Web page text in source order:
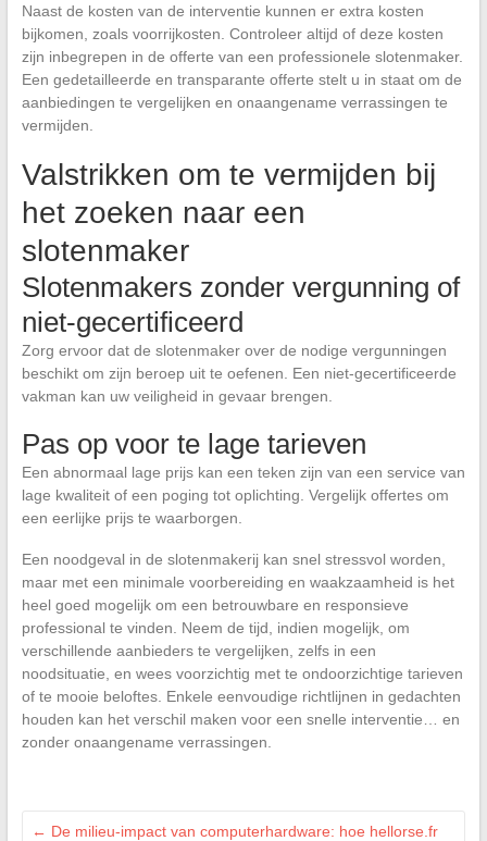
Naast de kosten van de interventie kunnen er extra kosten
bijkomen, zoals voorrijkosten. Controleer altijd of deze kosten
zijn inbegrepen in de offerte van een professionele slotenmaker.
Een gedetailleerde en transparante offerte stelt u in staat om de
aanbiedingen te vergelijken en onaangename verrassingen te
vermijden.
Valstrikken om te vermijden bij
het zoeken naar een
slotenmaker
Slotenmakers zonder vergunning of
niet-gecertificeerd
Zorg ervoor dat de slotenmaker over de nodige vergunningen
beschikt om zijn beroep uit te oefenen. Een niet-gecertificeerde
vakman kan uw veiligheid in gevaar brengen.
Pas op voor te lage tarieven
Een abnormaal lage prijs kan een teken zijn van een service van
lage kwaliteit of een poging tot oplichting. Vergelijk offertes om
een eerlijke prijs te waarborgen.
Een noodgeval in de slotenmakerij kan snel stressvol worden,
maar met een minimale voorbereiding en waakzaamheid is het
heel goed mogelijk om een betrouwbare en responsieve
professional te vinden. Neem de tijd, indien mogelijk, om
verschillende aanbieders te vergelijken, zelfs in een
noodsituatie, en wees voorzichtig met te ondoorzichtige tarieven
of te mooie beloftes. Enkele eenvoudige richtlijnen in gedachten
houden kan het verschil maken voor een snelle interventie… en
zonder onaangename verrassingen.
← De milieu-impact van computerhardware: hoe hellorse.fr